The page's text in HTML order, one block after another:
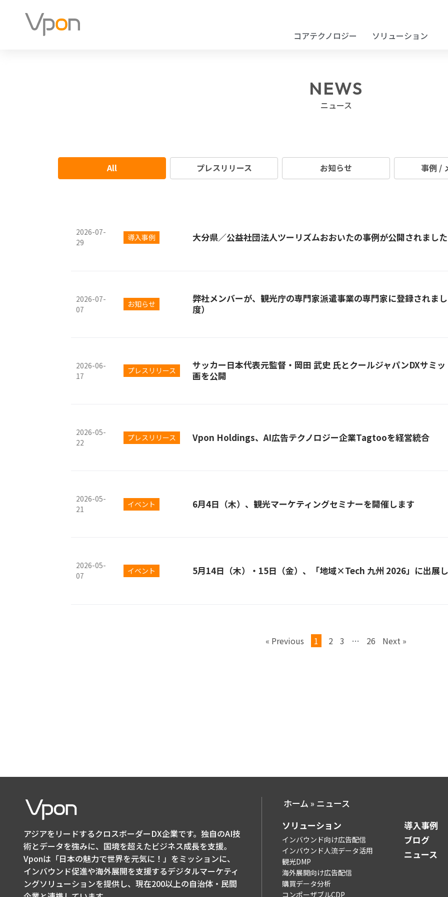
コアテクノロジー ソリューション
NEWS
ニュース
All プレスリリース お知らせ 事例 /
2026-07-
29
導入事例 大分県／公益社団法人ツーリズムおおいたの事例が公開されました
2026-07-
07
お知らせ
弊社メンバーが、観光庁の専門家派遣事業の専門家に登録されま
度）
2026-06-
17
プレスリリース
サッカー日本代表元監督・岡田 武史 氏とクールジャパンDXサミ
画を公開
2026-05-
22
プレスリリース Vpon Holdings、AI広告テクノロジー企業Tagtooを経営統合
2026-05-
21
イベント 6月4日（木）、観光マーケティングセミナーを開催します
2026-05-
07
イベント 5月14日（木）・15日（金）、「地域×Tech 九州 2026」に出展
« Previous 1 2 3 … 26 Next »
アジアをリードするクロスボーダーDX企業です。独自のAI技
術とデータを強みに、国境を超えたビジネス成長を支援。
Vponは「日本の魅力で世界を元気に！」をミッションに、
インバウンド促進や海外展開を支援するデジタルマーケティ
ングソリューションを提供し、現在200以上の自治体・民間
ホーム » ニュース
ソリューション​
インバウンド向け広告配信
インバウンド人流データ活用
観光DMP
海外展開向け広告配信
購買データ分析
コンポーザブルCDP
導入事例​
ブログ​
ニュース